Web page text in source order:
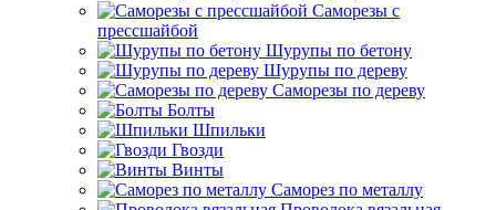
Саморезы с
прессшайбой
Шурупы по бетону
Шурупы по дереву
Саморезы по дереву
Болты
Шпильки
Гвозди
Винты
Саморез по металлу